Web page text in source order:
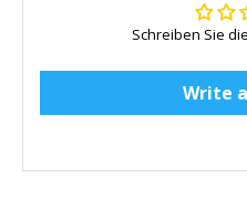
Schreiben Sie
Write